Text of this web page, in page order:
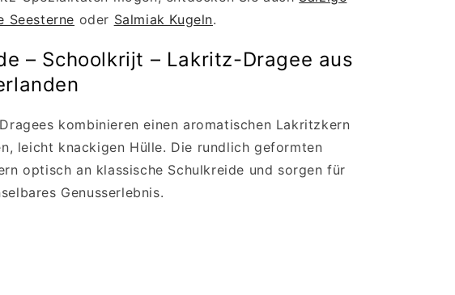
Seesterne oder Salmiak Kugeln.
– Schoolkrijt – Lakritz-Dragee aus
kombinieren einen aromatischen Lakritzkern
leicht knackigen Hülle. Die rundlich geformten
optisch an klassische Schulkreide und sorgen für
Genusserlebnis.